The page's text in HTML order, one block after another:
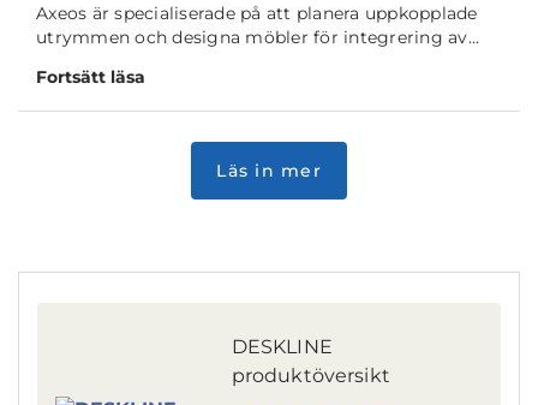
Axeos är specialiserade på att planera uppkopplade
utrymmen och designa möbler för integrering av...
Fortsätt läsa
DESKLINE
produktöversikt